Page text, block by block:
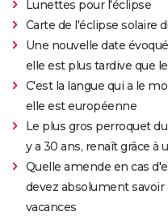
Lunettes pour l'éclipse
Carte de l'éclipse solaire
Une nouvelle date
elle est plus tardive que
C'est la langue qui a le
elle est européenne
Le plus gros perroquet
y a 30 ans, renaît grâce à
Quelle amende en cas
devez absolument
vacances